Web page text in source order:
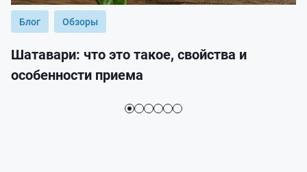
Блог Обзоры
Шатавари: что это такое, свойства и
особенности приема